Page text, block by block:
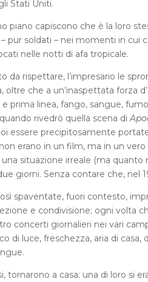
Stati Uniti.
piano capiscono che è la loro
pur soldati – nei momenti in cui
nelle notti di afa tropicale.
da rispettare, l’impresario le
oltre che a un’inaspettata forza
prima linea, fango, sangue,
rivedrò quella scena di
essere precipitosamente
erano in un film, ma in un
situazione irreale (ma
giorni. Senza contare che, nel
spaventate, fuori contesto,
e condivisione; ogni volta
concerti giornalieri nei vari
di luce, freschezza, aria di
tornarono a casa: una di loro si